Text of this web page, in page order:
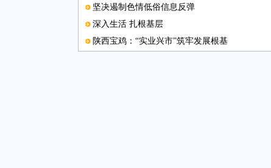
坚决遏制色情低俗信息反弹
深入生活 扎根基层
陕西宝鸡：“实业兴市”筑牢发展根基